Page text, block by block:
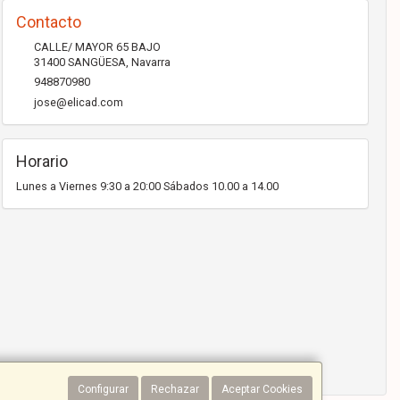
Configurar Rechazar Aceptar Cookies
Contacto
CALLE/ MAYOR 65 BAJO
31400 SANGÜESA, Navarra
948870980
jose@elicad.com
Horario
Lunes a Viernes 9:30 a 20:00 Sábados 10.00 a 14.00